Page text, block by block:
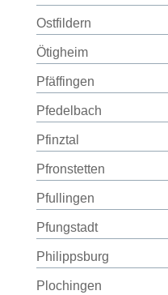
Ostfildern
Ötigheim
Pfäffingen
Pfedelbach
Pfinztal
Pfronstetten
Pfullingen
Pfungstadt
Philippsburg
Plochingen